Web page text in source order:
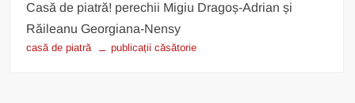
Casă de piatră! perechii Migiu Dragoș-Adrian și
Răileanu Georgiana-Nensy
casă de piatră publicații căsătorie